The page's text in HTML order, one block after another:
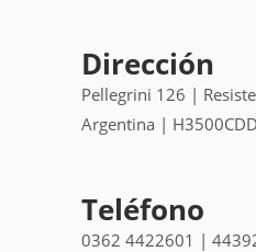
Dirección
Pellegrini 126 |
Argentina | H3500CDD
Teléfono
0362 4422601 |